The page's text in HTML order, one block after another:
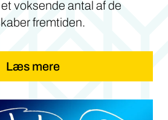
voksende antal af de
fremtiden.
Læs mere